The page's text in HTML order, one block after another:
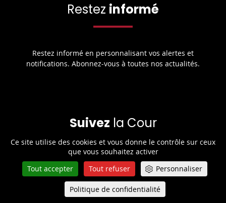
Ce site utilise des cookies et vous donne le contrôle sur ceux
que vous souhaitez activer
Tout accepter
Tout refuser Personnaliser
Politique de confidentialité
Restez informé
Restez informé en personnalisant vos alertes et
notifications. Abonnez-vous à toutes nos actualités.
Suivez la Cour
Retrouvez toute l’actualité de la Cour de cassation sur les
réseaux sociaux.
Queue-Fair